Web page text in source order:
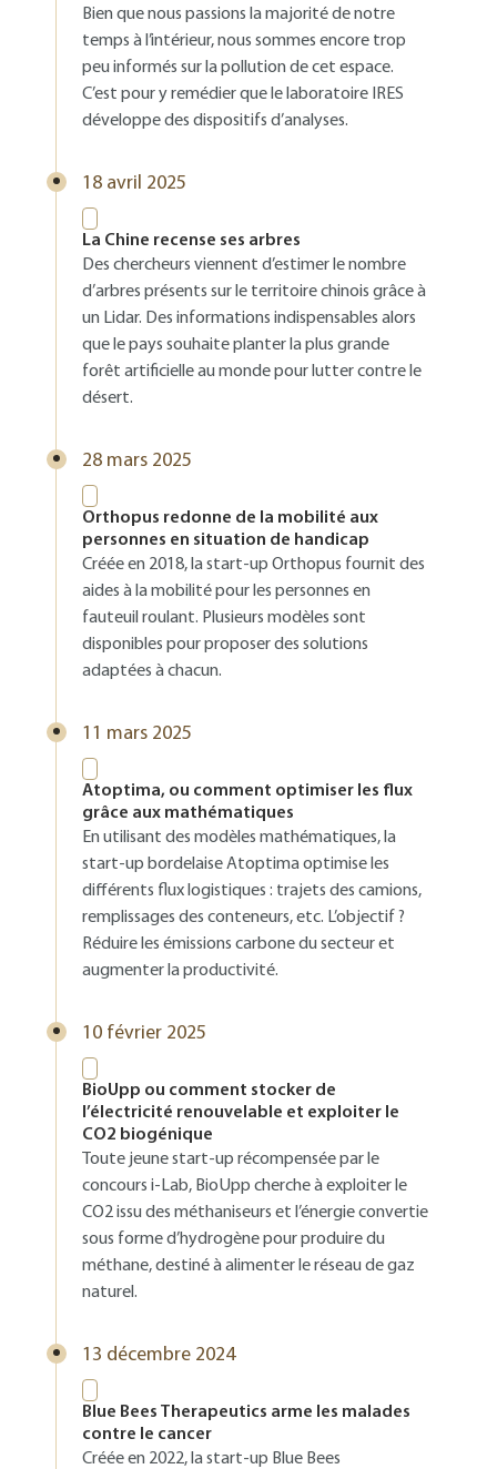
Bien que nous passions la majorité de notre
temps à l’intérieur, nous sommes encore trop
peu informés sur la pollution de cet espace.
C’est pour y remédier que le laboratoire IRES
développe des dispositifs d’analyses.
18 avril 2025
La Chine recense ses arbres
Des chercheurs viennent d’estimer le nombre
d’arbres présents sur le territoire chinois grâce à
un Lidar. Des informations indispensables alors
que le pays souhaite planter la plus grande
forêt artificielle au monde pour lutter contre le
désert.
28 mars 2025
Orthopus redonne de la mobilité aux
personnes en situation de handicap
Créée en 2018, la start-up Orthopus fournit des
aides à la mobilité pour les personnes en
fauteuil roulant. Plusieurs modèles sont
disponibles pour proposer des solutions
adaptées à chacun.
11 mars 2025
Atoptima, ou comment optimiser les flux
grâce aux mathématiques
En utilisant des modèles mathématiques, la
start-up bordelaise Atoptima optimise les
différents flux logistiques : trajets des camions,
remplissages des conteneurs, etc. L’objectif ?
Réduire les émissions carbone du secteur et
augmenter la productivité.
10 février 2025
BioUpp ou comment stocker de
l’électricité renouvelable et exploiter le
CO2 biogénique
Toute jeune start-up récompensée par le
concours i-Lab, BioUpp cherche à exploiter le
CO2 issu des méthaniseurs et l’énergie convertie
sous forme d’hydrogène pour produire du
méthane, destiné à alimenter le réseau de gaz
naturel.
13 décembre 2024
Blue Bees Therapeutics arme les malades
contre le cancer
Créée en 2022, la start-up Blue Bees